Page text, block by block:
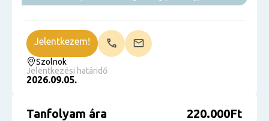
Szolnok
Jelentkezési határidő
2026.09.05.
Jelentkezem!
Tanfolyam ára 220.000Ft